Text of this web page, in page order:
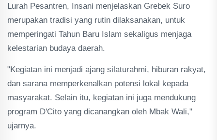
Lurah Pesantren, Insani menjelaskan Grebek Suro
merupakan tradisi yang rutin dilaksanakan, untuk
memperingati Tahun Baru Islam sekaligus menjaga
kelestarian budaya daerah.
"Kegiatan ini menjadi ajang silaturahmi, hiburan rakyat,
dan sarana memperkenalkan potensi lokal kepada
masyarakat. Selain itu, kegiatan ini juga mendukung
program D'Cito yang dicanangkan oleh Mbak Wali,"
ujarnya.